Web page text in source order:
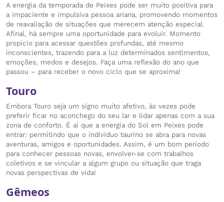
A energia da temporada de Peixes pode ser muito positiva para
a impaciente e impulsiva pessoa ariana, promovendo momentos
de reavaliação de situações que merecem atenção especial.
Afinal, há sempre uma oportunidade para evoluir. Momento
propício para acessar questões profundas, até mesmo
inconscientes, trazendo para a luz determinados sentimentos,
emoções, medos e desejos. Faça uma reflexão do ano que
passou – para receber o novo ciclo que se aproxima!
Touro
Embora Touro seja um signo muito afetivo, às vezes pode
preferir ficar no aconchego do seu lar e lidar apenas com a sua
zona de conforto. É aí que a energia do Sol em Peixes pode
entrar: permitindo que o indivíduo taurino se abra para novas
aventuras, amigos e oportunidades. Assim, é um bom período
para conhecer pessoas novas, envolver-se com trabalhos
coletivos e se vincular a algum grupo ou situação que traga
novas perspectivas de vida!
Gêmeos